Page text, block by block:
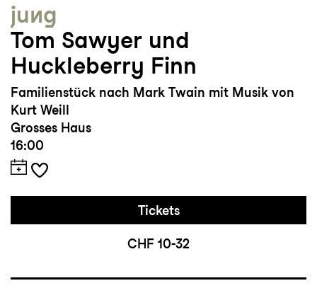
jung
Tom Sawyer und
Huckleberry Finn
Familienstück nach Mark Twain mit Musik von
Kurt Weill
Grosses Haus
16:00
Tickets
CHF 10-32